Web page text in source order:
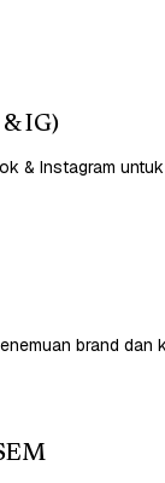
IG)
& Instagram
brand dan